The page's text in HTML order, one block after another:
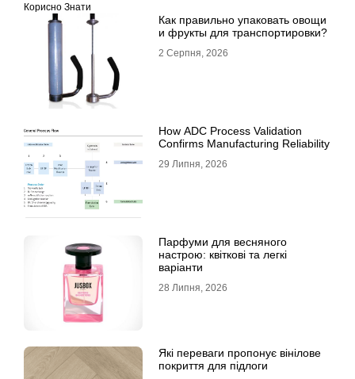
Корисно Знати
Как правильно упаковать овощи
и фрукты для транспортировки?
2 Серпня, 2026
How ADC Process Validation
Confirms Manufacturing Reliability
29 Липня, 2026
Парфуми для весняного
настрою: квіткові та легкі
варіанти
28 Липня, 2026
Які переваги пропонує вінілове
покриття для підлоги